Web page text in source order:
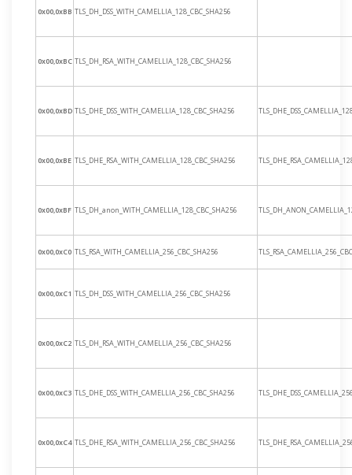
0x00,0xBB TLS_DH_DSS_WITH_CAMELLIA_128_CBC_SHA256
0x00,0xBC TLS_DH_RSA_WITH_CAMELLIA_128_CBC_SHA256
0x00,0xBD TLS_DHE_DSS_WITH_CAMELLIA_128_CBC_SHA256
0x00,0xBE TLS_DHE_RSA_WITH_CAMELLIA_128_CBC_SHA256
0x00,0xBF TLS_DH_anon_WITH_CAMELLIA_128_CBC_SHA256
0x00,0xC0 TLS_RSA_WITH_CAMELLIA_256_CBC_SHA256
0x00,0xC1 TLS_DH_DSS_WITH_CAMELLIA_256_CBC_SHA256
0x00,0xC2 TLS_DH_RSA_WITH_CAMELLIA_256_CBC_SHA256
0x00,0xC3 TLS_DHE_DSS_WITH_CAMELLIA_256_CBC_SHA256
0x00,0xC4 TLS_DHE_RSA_WITH_CAMELLIA_256_CBC_SHA256